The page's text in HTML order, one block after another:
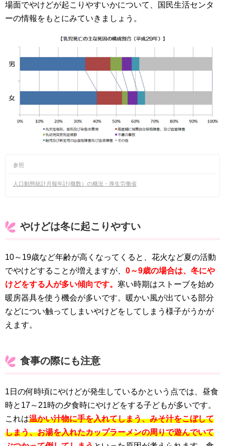
場面でやけどが起こりやすいかについて、国民生活センタ
ーの情報をもとにみていきましょう。
参照
人口動態統計月報年計(概数）の概況・厚生労働省
やけどは冬に起こりやすい
10～19歳など年齢が高くなってくると、花火など夏の活動
でやけどすることが増えますが、 0～9歳の場合は、冬にや
けどをする人が多い傾向です。 寒い時期はストーブを始め
暖房器具を使う機会が多いです。暖かい風が出ている部分
などについ触ってしまいやけどをしてしまう様子がうかが
えます。
食事の際にも注意
1日の何時頃にやけどが発生しているかという点では、昼食
時と17～21時の夕食時にやけどをする子どもが多いです。
これは温かい汁物に手を入れてしまう、みそ汁をこぼして
しまう、お湯を入れたカップラーメンの周りで遊んでいて